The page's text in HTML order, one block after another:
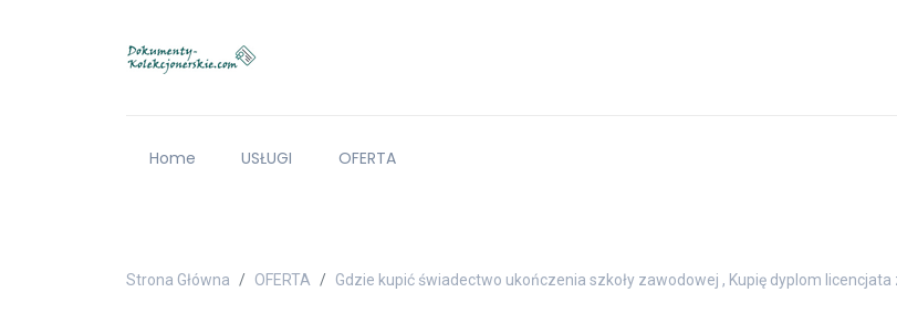
Home USŁUGI OFERTA
Strona Główna OFERTA Gdzie kupić świadectwo ukończenia szkoły zawodowej , Kupię dyplom licencjata